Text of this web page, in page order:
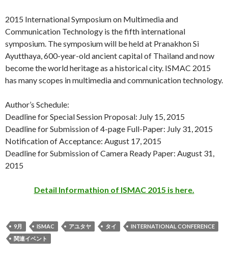
2015 International Symposium on Multimedia and
Communication Technology is the fifth international
symposium. The symposium will be held at Pranakhon Si
Ayutthaya, 600-year-old ancient capital of Thailand and now
become the world heritage as a historical city. ISMAC 2015
has many scopes in multimedia and communication technology.
Author’s Schedule:
Deadline for Special Session Proposal: July 15, 2015
Deadline for Submission of 4-page Full-Paper: July 31, 2015
Notification of Acceptance: August 17, 2015
Deadline for Submission of Camera Ready Paper: August 31,
2015
Detail Informathion of ISMAC 2015 is here.
9月 ISMAC アユタヤ タイ
INTERNATIONAL CONFERENCE
関連イベント